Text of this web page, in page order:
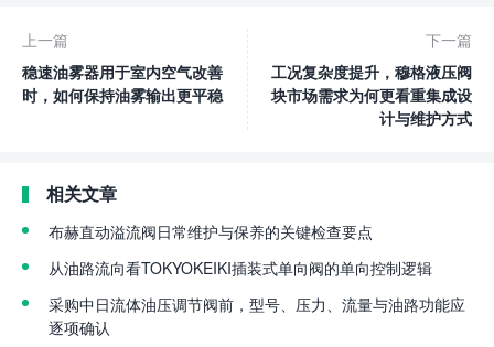
上一篇
稳速油雾器用于室内空气改善
时，如何保持油雾输出更平稳
下一篇
工况复杂度提升，穆格液压阀
块市场需求为何更看重集成设
计与维护方式
相关文章
布赫直动溢流阀日常维护与保养的关键检查要点
从油路流向看TOKYOKEIKI插装式单向阀的单向控制逻辑
采购中日流体油压调节阀前，型号、压力、流量与油路功能应
逐项确认